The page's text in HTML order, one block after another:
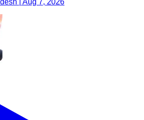
| Aug 7, 2026